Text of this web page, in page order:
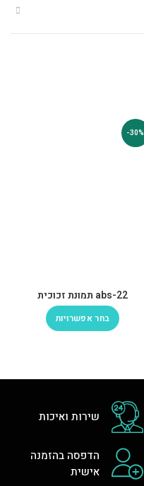
-30%
abs-22 תמונת זכוכית
בחר אפשרויות
שירות ואיכות
הדפסה בהזמנה
אישית